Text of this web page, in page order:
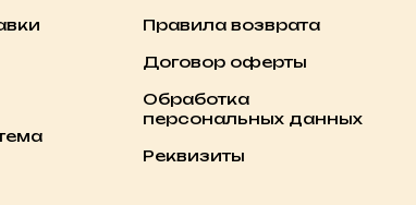
Правила возврата
Договор оферты
Обработка
персональных данных
Реквизиты